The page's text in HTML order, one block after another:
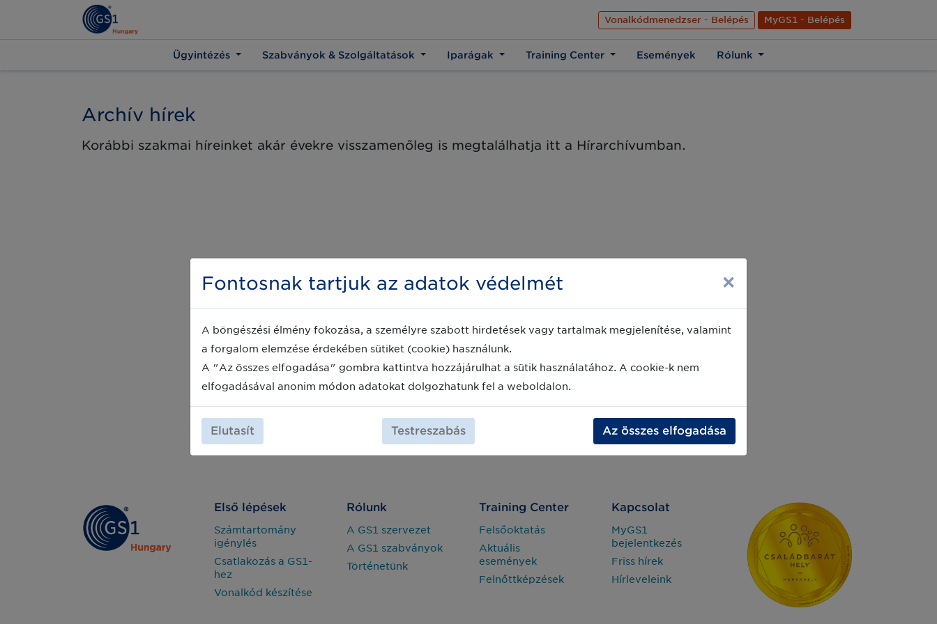
Az üzleti élet közös nyelve Hírek Kapcsolat Rólunk
EN
Vonalkódmenedzser - Belépés
MyGS1 - Belépés
Ügyintézés Szabványok & Szolgáltatások Iparágak Training Center Események Rólunk
Archív hírek
Korábbi szakmai híreinket akár évekre visszamenőleg is megtalálhatja itt a Hírarchívumban.
Első lépések
Számtartomány
igénylés
Csatlakozás a GS1-
hez
Vonalkód készítése
Rólunk
A GS1 szervezet
A GS1 szabványok
Történetünk
Training Center
Felsőoktatás
Aktuális
események
Felnőttképzések
Kapcsolat
MyGS1
bejelentkezés
Friss hírek
Hírleveleink
Fontosnak tartjuk az adatok védelmét ×
A böngészési élmény fokozása, a személyre szabott hirdetések vagy tartalmak megjelenítése, valamint
a forgalom elemzése érdekében sütiket (cookie) használunk.
A "Az összes elfogadása" gombra kattintva hozzájárulhat a sütik használatához. A cookie-k nem
elfogadásával anonim módon adatokat dolgozhatunk fel a weboldalon.
Elutasít Testreszabás Az összes elfogadása